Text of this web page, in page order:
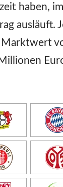
haben,
ausläuft.
Marktwert